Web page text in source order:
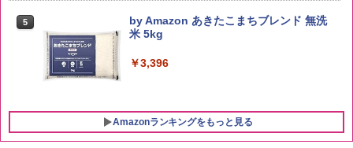
5
by Amazon あきたこまちブレンド 無洗
米 5kg
￥3,396
Amazonランキングをもっと見る